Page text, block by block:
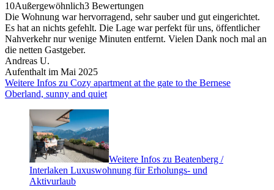
10Außergewöhnlich3 Bewertungen
Die Wohnung war hervorragend, sehr sauber und gut eingerichtet.
Es hat an nichts gefehlt. Die Lage war perfekt für uns, öffentlicher
Nahverkehr nur wenige Minuten entfernt. Vielen Dank noch mal an
die netten Gastgeber.
Andreas U.
Aufenthalt im Mai 2025
Weitere Infos zu Cozy apartment at the gate to the Bernese
Oberland, sunny and quiet
Weitere Infos zu Beatenberg /
Interlaken Luxuswohnung für Erholungs- und
Aktivurlaub